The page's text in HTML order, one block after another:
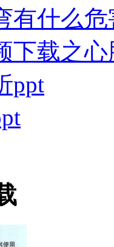
有什么
下载之
ppt